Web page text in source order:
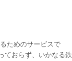
ためのサービスで
ておらず、いかなる鉄